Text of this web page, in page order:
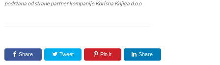
podržana od strane partner kompanije Korisna Knjiga d.o.o
Share Tweet Pin it Share